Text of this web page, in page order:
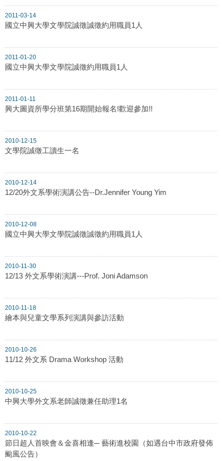
2011-03-14
國立中興大學文學院誠徵誠徵約用職員1人
2011-01-20
國立中興大學文學院誠徵約用職員1人
2011-01-11
興大圖資所學分班第16期開始報名!歡迎參加!!
2010-12-15
文學院誠徵工讀生一名
2010-12-14
12/20外文系學術演講公告--Dr.Jennifer Young Yim
2010-12-08
國立中興大學文學院誠徵誠徵約用職員1人
2010-11-30
12/13 外文系學術演講---Prof. Joni Adamson
2010-11-18
繪本與兒童文學系列演講與參訪活動
2010-10-26
11/12 外文系 Drama Workshop 活動
2010-10-25
中興大學外文系老師誠徵兼任助理1名
2010-10-22
節日超人首映會＆金喜相逢─ 藝術進校園（如遇台中市政府發佈
颱風公告）